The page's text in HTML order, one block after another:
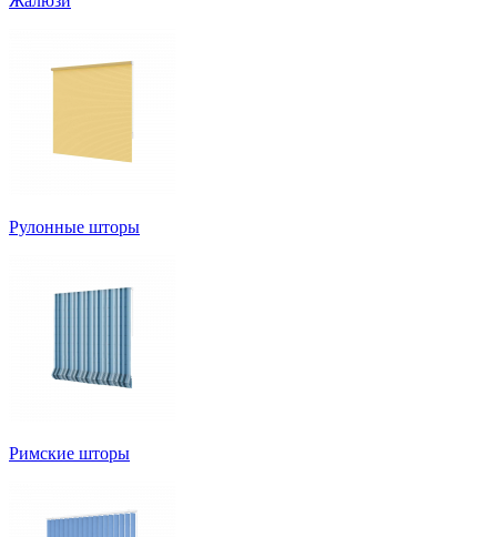
Рулонные шторы
Римские шторы